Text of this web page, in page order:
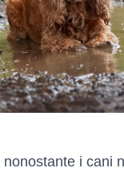
i cani